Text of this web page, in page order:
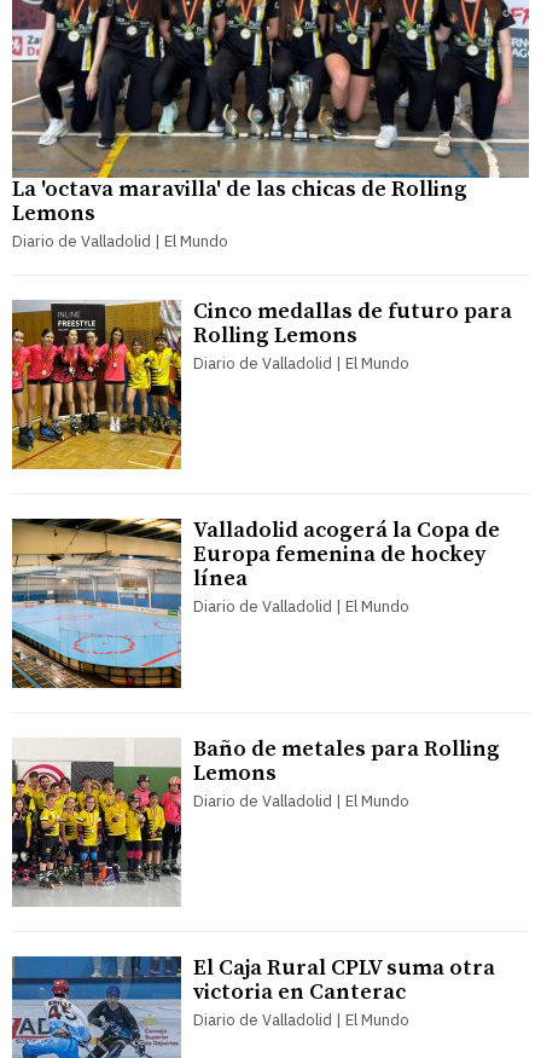
La 'octava maravilla' de las chicas de Rolling
Lemons
Diario de Valladolid | El Mundo
Cinco medallas de futuro para
Rolling Lemons
Diario de Valladolid | El Mundo
Valladolid acogerá la Copa de
Europa femenina de hockey
línea
Diario de Valladolid | El Mundo
Baño de metales para Rolling
Lemons
Diario de Valladolid | El Mundo
El Caja Rural CPLV suma otra
victoria en Canterac
Diario de Valladolid | El Mundo